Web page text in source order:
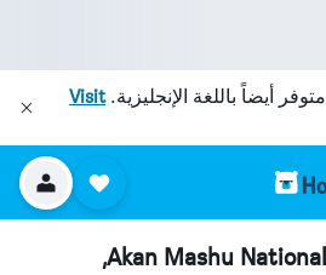
متوفر أيضاً باللغة الإنجليزية.Visit
الفنادقبجانب Akan Mashu National Park,